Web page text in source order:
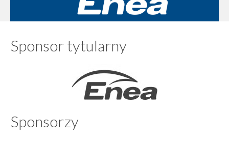
Sponsor tytularny
Sponsorzy